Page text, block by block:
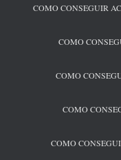
COMO CONSEGUIR
COMO
COMO
COMO
COMO